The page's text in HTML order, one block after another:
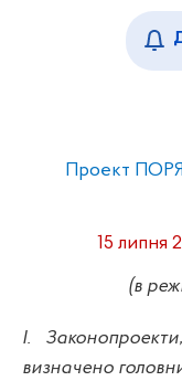
Проект
15 липня
(в
І.
визначено